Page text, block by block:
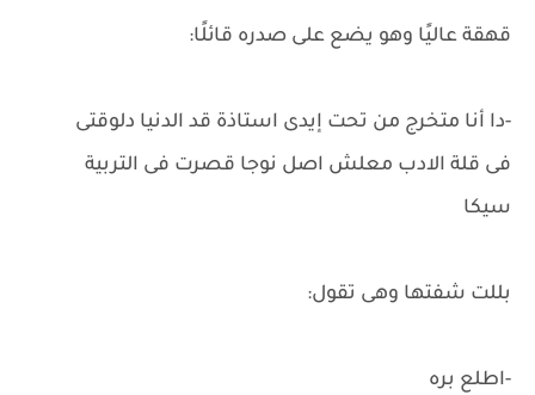
قهقة عاليًا وهو يضع على صدره قائلًا:
-دا أنا متخرج من تحت إيدى استاذة قد الدنيا دلوقتى
فى قلة الادب معلش اصل نوجا قصرت فى التربية
سيكا
بللت شفتها وهى تقول:
-اطلع بره